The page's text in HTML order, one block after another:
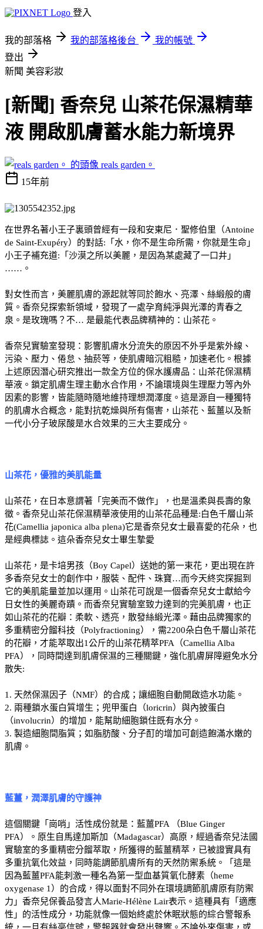
登入
我的部落格 我的部落格後台
我的帳號
登出
新聞 美容彩妝
[新聞] 香奈兒 山茶花保濕精華
液 開啟肌膚蓄水能力新境界
reals garden。
15年前
在世界名著小王子裏頭曾經有一段和安東尼．聖修伯里（Antoine
de Saint-Exupéry）的對話:「水，你不是生命所需，你就是生命」
小王子補充道:「沙漠之所以美麗，是因為某處藏了一口井」
……。
對女性而言，美麗肌膚的源起就等同於飽水、亮澤、絲緞般的膚
質。香奈兒探索新領域，發現了一處孕育純淨與光澤的青春之
泉。是玫瑰嗎？不… 是最能代表品牌精神的：山茶花。
香奈兒實驗室發現：影響肌膚水分流失的原因不外乎是紫外線、
污染、壓力、倦怠、抽菸等，使肌膚暗沉粗糙，加速老化。根據
上述原因潛心研究推出一款全方位的保水護膚品：山茶花保濕精
華液。鎖定肌膚生理主動水合作用，不論環境與生理壓力等內外
因素的影響，皆能隨時隨地維持理想潤澤度。這是源自一種獨特
的肌膚水合概念，能對抗乾燥與所有傷害，山茶花、藍薑以及新
一代小分子玻尿酸是水合效果的三大主要成分。
山茶花，優雅的美肌能量
山茶花，在日本意謂著「完美而不做作」，也是溫柔與長壽的象
徵。香奈兒山茶花保濕精華液使用的山茶花品種是:白色千層山茶
花(Camellia japonica alba plena)它是香奈兒女士最喜愛的花朵，也
是經典標誌。這朵香奈兒女士畢生摯愛
山茶花，是卡培男孩（Boy Capel）送她的第一束花，更出現在許
多香奈兒女士的創作中，服裝、配件、珠寶…而今天終究探掘到
它的美肌能量並加以運用。山茶花可說是一個香奈兒女士獻給今
日女性的美麗奇蹟。而香奈兒實驗室致力達到的完美肌膚，也正
如山茶花的花瓣：柔軟、透亮，散發絲緞光澤。藉由品牌獨家的
多重精密分餾科技（Polyfractioning），需2200朵白色千層山茶花
的花瓣，才能萃取出1公斤的山茶花精萃PFA（Camellia Alba
PFA），同時間達到肌膚保濕的三種關鍵，強化肌膚屏障避免水分
散失:
1. 天然保濕因子（NMF）的合成；讓細胞自動開啟造水功能。
2. 兩種鎖水蛋白質增生；兜甲蛋白（loricrin）與內披蛋白
（involucrin）的增加，能幫助細胞鎖住既有水分。
3. 製造細胞間脂質；如脂肪酸、分子酊的增加可創造飽滿水嫩的
肌膚。
藍薑，潤澤肌膚的守護神
這個關鍵「崗哨」活性成份就是：藍薑PFA （Blue Ginger
PFA）。原生自馬達加斯加（Madagascar）高原，經過香奈兒法國
實驗室的多重精密分餾萃取，所獲得的藍薑精萃，已被證實具有
多重抗氧化效益，同時能調節肌膚所有的天然防禦系統。「這是
因為藍薑PFA能刺激一種名為第一型血基質氧化酵素（heme
oxygenase 1）的合成，得以面對不同外在環境調節肌膚原有防禦
力」香奈兒保養品發言人Marie-Hélène Lair表示。這種具有「適應
性」的活性成分，功能就像一個始終處於休眠狀態的綜合警報系